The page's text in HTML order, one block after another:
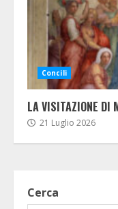
Concili
LA VISITAZIONE DI
21 Luglio 2026
Cerca